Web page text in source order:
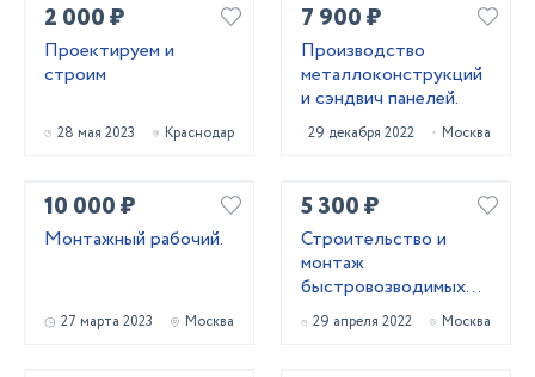
2 000 ₽
Проектируем и
строим
28 мая 2023 Краснодар
7 900 ₽
Производство
металлоконструкций
и сэндвич панелей.
29 декабря 2022 Москва
10 000 ₽
Монтажный рабочий.
27 марта 2023 Москва
5 300 ₽
Строительство и
монтаж
быстровозводимых
зданий
29 апреля 2022 Москва